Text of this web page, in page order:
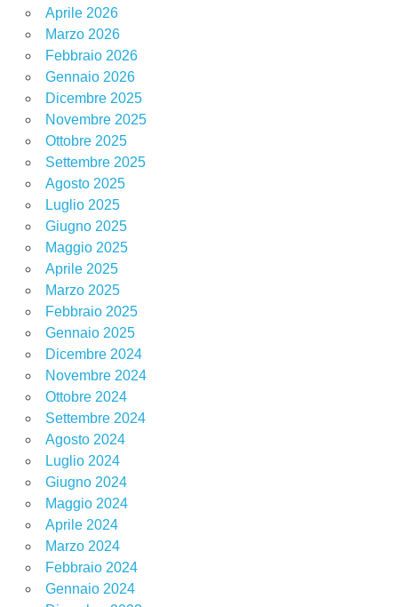
Aprile 2026
Marzo 2026
Febbraio 2026
Gennaio 2026
Dicembre 2025
Novembre 2025
Ottobre 2025
Settembre 2025
Agosto 2025
Luglio 2025
Giugno 2025
Maggio 2025
Aprile 2025
Marzo 2025
Febbraio 2025
Gennaio 2025
Dicembre 2024
Novembre 2024
Ottobre 2024
Settembre 2024
Agosto 2024
Luglio 2024
Giugno 2024
Maggio 2024
Aprile 2024
Marzo 2024
Febbraio 2024
Gennaio 2024